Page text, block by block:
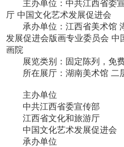
主办单位：中共江西省委
厅 中国文化艺术发展促进会
承办单位：江西省美术馆
发展促进会版画专业委员会 中
画院
展览类别：固定陈列，免
所在展厅：湖南美术馆 二
主办单位
中共江西省委宣传部
江西省文化和旅游厅
中国文化艺术发展促进会
承办单位